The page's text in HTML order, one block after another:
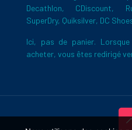
Decathlon, CDiscount,
SuperDry, Quiksilver, DC
Ici, pas de panier.
acheter, vous êtes redirigé